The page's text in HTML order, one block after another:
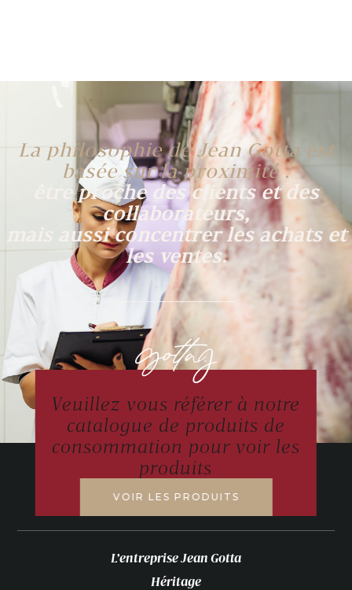
La philosophie de Jean Gotta est
basée sur la proximité :
être proche des clients et des
collaborateurs,
mais aussi concentrer les achats et
les ventes.
Veuillez vous référer à notre
catalogue de produits de
consommation pour voir les
produits
VOIR LES PRODUITS
L’entreprise Jean Gotta
Héritage